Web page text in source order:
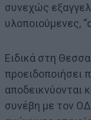
συνεχώς
υλοποιούμενες,
Ειδικά στη
προειδοποιήσει
αποδεικνύονται
συνέβη με τον